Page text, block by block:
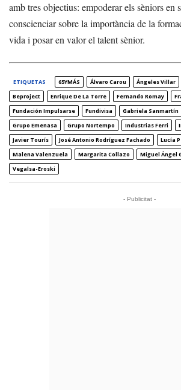
amb tres objectius: empoderar els sèniors en
conscienciar sobre la importància de la
vida i posar en valor el talent sènior.
ETIQUETAS 65YMÁS Álvaro Carou Ángeles Villar
Beproject
Enrique De La Torre Fernando Romay
Fundación Impulsarse
Fundivisa Gabriela Sanmartín
Grupo Emenasa
Grupo Nortempo Industrias Ferri
Javier Tourís
José Antonio Rodríguez Fachado Lucía
Malena Valenzuela
Margarita Collazo
Miguel Ángel
Vegalsa-Eroski
- Publicitat -